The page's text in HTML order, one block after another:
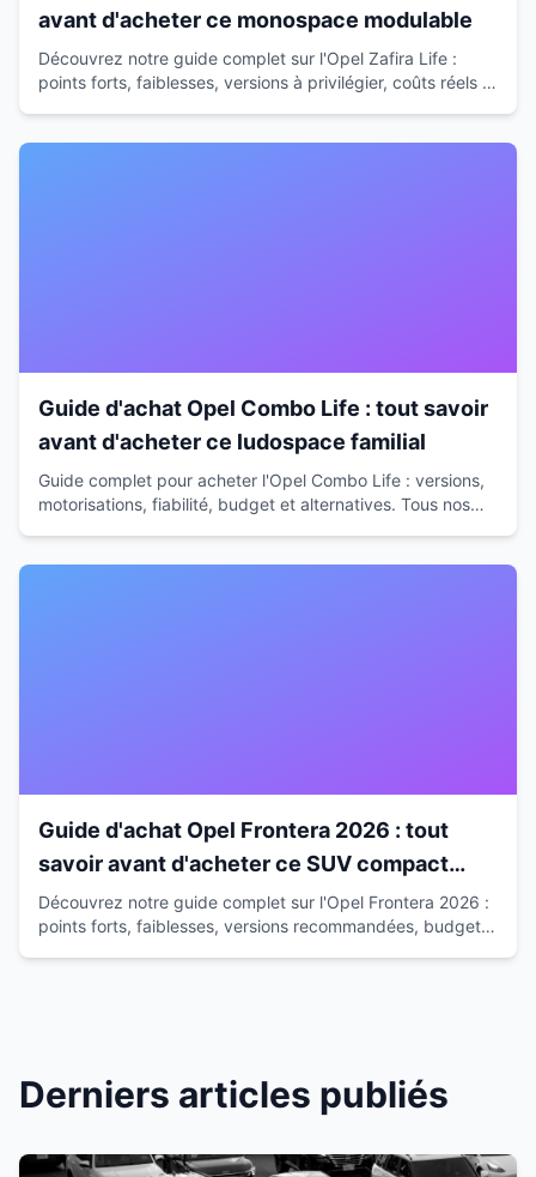
avant d'acheter ce monospace modulable
Découvrez notre guide complet sur l'Opel Zafira Life :
points forts, faiblesses, versions à privilégier, coûts réels et
Guide d'achat Opel Combo Life : tout savoir
avant d'acheter ce ludospace familial
Guide complet pour acheter l'Opel Combo Life : versions,
motorisations, fiabilité, budget et alternatives. Tous nos
Guide d'achat Opel Frontera 2026 : tout
savoir avant d'acheter ce SUV compact
hybride
Découvrez notre guide complet sur l'Opel Frontera 2026 :
points forts, faiblesses, versions recommandées, budget
Derniers articles publiés